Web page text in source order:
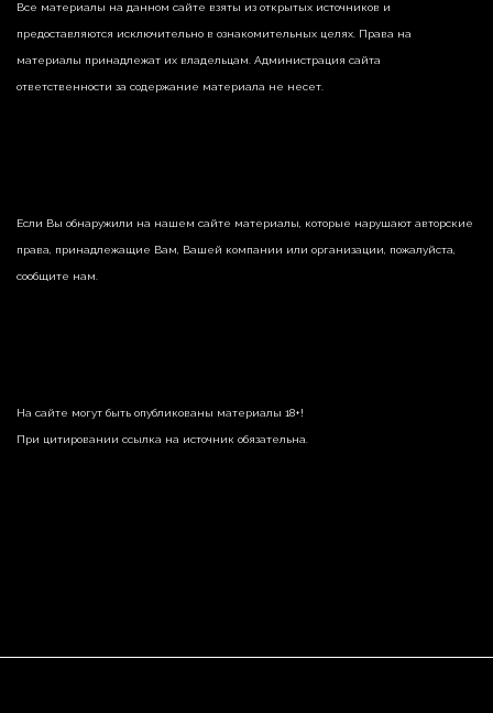
Все материалы на данном сайте взяты из открытых источников и
предоставляются исключительно в ознакомительных целях. Права на
материалы принадлежат их владельцам. Администрация сайта
ответственности за содержание материала не несет.
Если Вы обнаружили на нашем сайте материалы, которые нарушают авторские
права, принадлежащие Вам, Вашей компании или организации, пожалуйста,
сообщите нам.
На сайте могут быть опубликованы материалы 18+!
При цитировании ссылка на источник обязательна.